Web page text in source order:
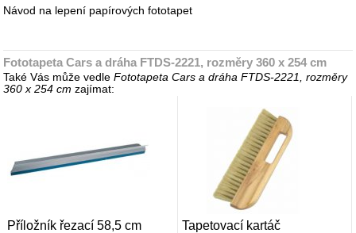
Návod na lepení papírových fototapet
Fototapeta Cars a dráha FTDS-2221, rozměry 360 x 254 cm
Také Vás může vedleFototapeta Cars a dráha FTDS-2221, rozměry
360 x 254 cm zajímat:
Příložník řezací 58,5 cm Tapetovací kartáč